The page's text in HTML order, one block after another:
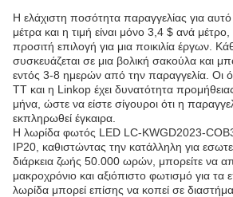
Η ελάχιστη ποσότητα παραγγελίας για αυτό
μέτρα και η τιμή είναι μόνο 3,4 $ ανά
προσιτή επιλογή για μια ποικιλία έργων.
συσκευάζεται σε μια βολική σακούλα και
εντός 3-8 ημερών από την παραγγελία. Οι
TT και η Linkop έχει δυνατότητα
μήνα, ώστε να είστε σίγουροι ότι η
εκπληρωθεί έγκαιρα.
Η λωρίδα φωτός LED LC-KWGD2023-COB3
IP20, καθιστώντας την κατάλληλη για
διάρκεια ζωής 50.000 ωρών, μπορείτε να
μακροχρόνιο και αξιόπιστο φωτισμό για τα
λωρίδα μπορεί επίσης να κοπεί σε